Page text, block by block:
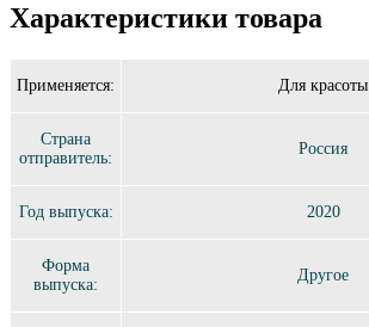
Характеристики товара
Применяется: Для красоты
Страна
отправитель:
Россия
Год выпуска: 2020
Форма
выпуска:
Другое